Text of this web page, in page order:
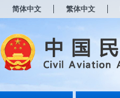
简体中文 繁体中文
打
开
无
障
说